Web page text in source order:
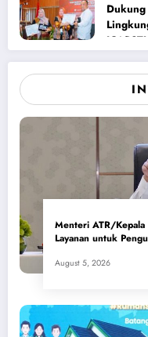
Dukung
Menteri ATR/Kepala
Layanan untuk
August 5, 2026